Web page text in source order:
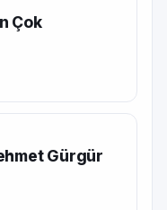
Çok
Gürgür